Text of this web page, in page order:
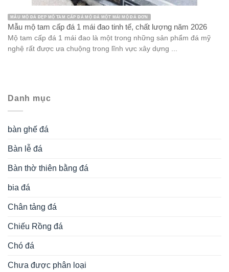
MẪU MỘ ĐÁ ĐẸP MỘ TAM CẤP ĐÁ MỘ ĐÁ MỘT MÁI MỘ ĐÁ ĐƠN
Mẫu mộ tam cấp đá 1 mái đao tinh tế, chất lượng năm 2026
Mộ tam cấp đá 1 mái đao là một trong những sản phẩm đá mỹ
nghệ rất được ưa chuộng trong lĩnh vực xây dựng ...
Danh mục
bàn ghế đá
Bàn lễ đá
Bàn thờ thiên bằng đá
bia đá
Chân tảng đá
Chiếu Rồng đá
Chó đá
Chưa được phân loại